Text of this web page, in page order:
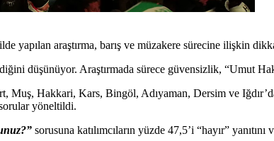
yapılan araştırma, barış ve müzakere sürecine ilişkin
düşünüyor. Araştırmada sürece güvensizlik, “Umut
Hakkari, Kars, Bingöl, Adıyaman, Dersim ve
sorular yöneltildi.
sorusuna katılımcıların yüzde 47,5’i “hayır”